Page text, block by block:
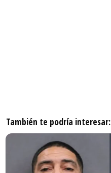
También te podría interesar: